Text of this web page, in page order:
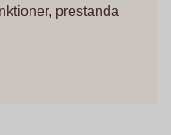
prestanda